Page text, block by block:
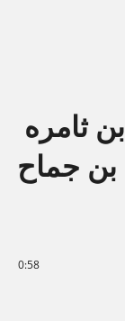
ثامره
بن جماح
0:58